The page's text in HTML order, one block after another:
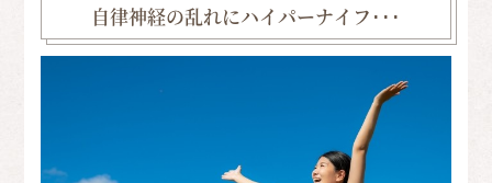
自律神経の乱れにハイパーナイフ･･･